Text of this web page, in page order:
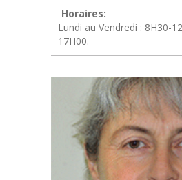
Horaires:
Lundi au Vendredi : 8H30-
17H00.